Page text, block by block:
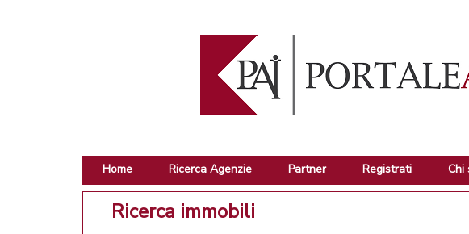
Home Ricerca Agenzie Partner Registrati Chi
Ricerca immobili